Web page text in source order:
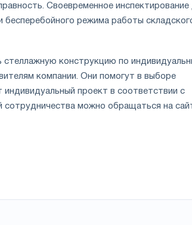
Своевременное инспектирование
бесперебойного режима работы
стеллажную конструкцию по
компании. Они помогут в выборе
проект в соответствии с
сотрудничества можно обращаться на